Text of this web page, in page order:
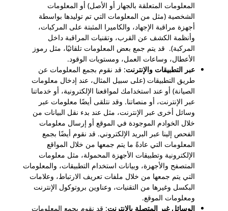
المعلومات المتعلقة بالجهاز أو الأصل) أو المعلومات
الشخصية (مثل من المعلومات التي تم توليدها بواسطة
أجهزة مراقبة الإجهاد، والكاميرا المثبتة على المركبات،
وأنظمة الكشف عن القرب، وتقنيات المراقبة داخل
المركبة). قد يتم جمع بعض المعلومات تلقائيًا، مثل رموز
الأعطال، وساعات العمل، ومستويات الوقود.
عبر التطبيقات والإنترنت: قد نقوم بجمع المعلومات عن
طريق التطبيقات (على سبيل المثال، عند إدخال معلومات
الصيانة) أو عند استخدامك لمواقعنا الإلكترونية، أو خدماتنا
عبر الإنترنت، أو منصاتنا. وقد نتلقى أيضًا معلومات عبر
وسائل أخرى عبر الإنترنت، مثل عند بدء نقل البيانات من
خلال الخوادم الموجودة في الموقع أو إرسال معلومات
الفحص إلينا عبر البريد الإلكتروني. قد نقوم أيضًا بجمع
المعلومات التي عادةً ما يتم جمعها من خلال المواقع
الإلكترونية وتطبيقات الأجهزة المحمولة، مثل معلومات
المتصفح والأجهزة، وبيانات استخدام التطبيقات، والمعلومات
التي يتم جمعها من خلال ملفات تعريف الارتباط، وعلامات
البكسل وغيرها من التقنيات، وعناوين بروتوكول الإنترنت
ومعلومات الموقع.
الوسائل غير المتصلة بالإنترنت: قد نقوم بجمع المعلومات